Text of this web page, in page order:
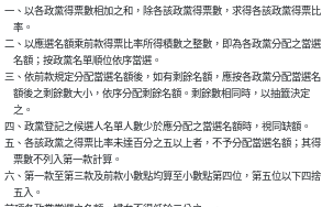
一、以各政黨得票數相加之和，除各該政黨得票數，求得各該政黨得票比
    率。
二、以應選名額乘前款得票比率所得積數之整數，即為各政黨分配之當選
    名額；按政黨名單順位依序當選。
三、依前款規定分配當選名額後，如有剩餘名額，應按各政黨分配當選名
    額後之剩餘數大小，依序分配剩餘名額。剩餘數相同時，以抽籤決定
    之。
四、政黨登記之候選人名單人數少於應分配之當選名額時，視同缺額。
五、各該政黨之得票比率未達百分之五以上者，不予分配當選名額；其得
    票數不列入第一款計算。
六、第一款至第三款及前款小數點均算至小數點第四位，第五位以下四捨
    五入。